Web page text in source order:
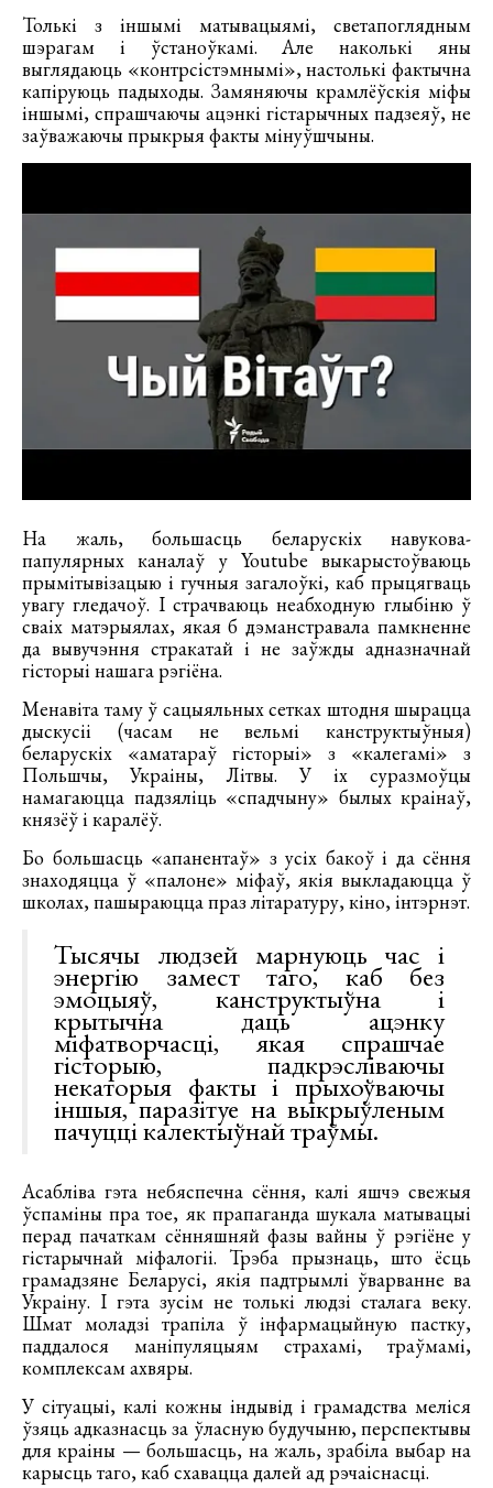
Толькі з іншымі матывацыямі, светапоглядным
шэрагам і ўстаноўкамі. Але наколькі яны
выглядаюць «контрсістэмнымі», настолькі фактычна
капіруюць падыходы. Замяняючы крамлёўскія міфы
іншымі, спрашчаючы ацэнкі гістарычных падзеяў, не
заўважаючы прыкрыя факты мінуўшчыны.
На жаль, большасць беларускіх навукова-
папулярных каналаў у Youtube выкарыстоўваюць
прымітывізацыю і гучныя загалоўкі, каб прыцягваць
увагу гледачоў. І страчваюць неабходную глыбіню ў
сваіх матэрыялах, якая б дэманстравала памкненне
да вывучэння стракатай і не заўжды адназначнай
гісторыі нашага рэгіёна.
Менавіта таму ў сацыяльных сетках штодня шырацца
дыскусіі (часам не вельмі канструктыўныя)
беларускіх «аматараў гісторыі» з «калегамі» з
Польшчы, Украіны, Літвы. У іх суразмоўцы
намагаюцца падзяліць «спадчыну» былых краінаў,
князёў і каралёў.
Бо большасць «апанентаў» з усіх бакоў і да сёння
знаходяцца ў «палоне» міфаў, якія выкладаюцца ў
школах, пашыраюцца праз літаратуру, кіно, інтэрнэт.
Тысячы людзей марнуюць час і
энергію замест таго, каб без
эмоцыяў, канструктыўна і
крытычна даць ацэнку
міфатворчасці, якая спрашчае
гісторыю, падкрэсліваючы
некаторыя факты і прыхоўваючы
іншыя, паразітуе на выкрыўленым
пачуцці калектыўнай траўмы.
Асабліва гэта небяспечна сёння, калі яшчэ свежыя
ўспаміны пра тое, як прапаганда шукала матывацыі
перад пачаткам сённяшняй фазы вайны ў рэгіёне у
гістарычнай міфалогіі. Трэба прызнаць, што ёсць
грамадзяне Беларусі, якія падтрымлі ўварванне ва
Украіну. І гэта зусім не толькі людзі сталага веку.
Шмат моладзі трапіла ў інфармацыйную пастку,
паддалося маніпуляцыям страхамі, траўмамі,
комплексам ахвяры.
У сітуацыі, калі кожны індывід і грамадства меліся
ўзяць адказнасць за ўласную будучыню, перспектывы
для краіны — большасць, на жаль, зрабіла выбар на
карысць таго, каб схавацца далей ад рэчаіснасці.